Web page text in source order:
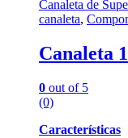
canaleta,
Canaleta
0 out of 5
(0)
Características